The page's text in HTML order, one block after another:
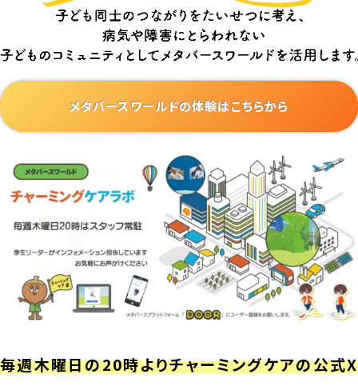
メタバースワールドの体験はこちらから
毎週木曜日の20時よりチャーミングケアの公式X